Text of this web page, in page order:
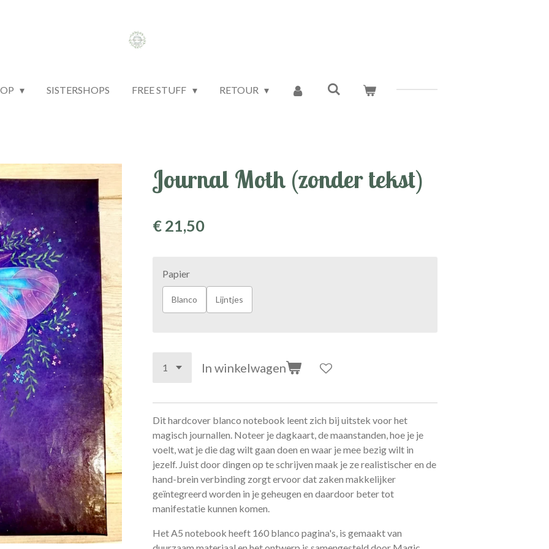
SISTERSHOPS FREE STUFF RETOUR
Journal Moth (zonder tekst)
€ 21,50
Papier
Blanco Lijntjes
In winkelwagen
Dit hardcover blanco notebook leent zich bij uitstek voor het
magisch journallen. Noteer je dagkaart, de maanstanden, hoe je je
voelt, wat je die dag wilt gaan doen en waar je mee bezig wilt in
jezelf. Juist door dingen op te schrijven maak je ze realistischer en de
hand-brein verbinding zorgt ervoor dat zaken makkelijker
geïntegreerd worden in je geheugen en daardoor beter tot
manifestatie kunnen komen.
Het A5 notebook heeft 160 blanco pagina's, is gemaakt van